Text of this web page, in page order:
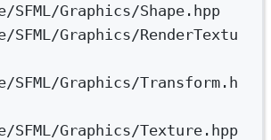
Graphics/Shape.hpp
Graphics/RenderTextu
Graphics/Transform.h
Graphics/Texture.hpp